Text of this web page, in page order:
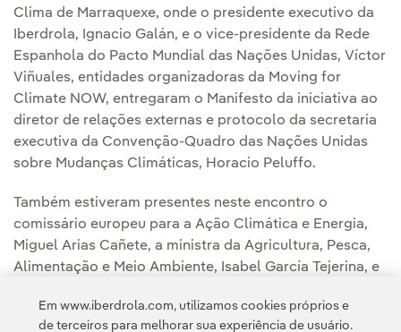
Clima de Marraquexe, onde o presidente executivo da
Iberdrola, Ignacio Galán, e o vice-presidente da Rede
Espanhola do Pacto Mundial das Nações Unidas, Víctor
Viñuales, entidades organizadoras da Moving for
Climate NOW, entregaram o Manifesto da iniciativa ao
diretor de relações externas e protocolo da secretaria
executiva da Convenção-Quadro das Nações Unidas
sobre Mudanças Climáticas, Horacio Peluffo.
Também estiveram presentes neste encontro o
comissário europeu para a Ação Climática e Energia,
Miguel Arias Cañete, a ministra da Agricultura, Pesca,
Alimentação e Meio Ambiente, Isabel García Tejerina, e
Energética e membro do Comitê Diretor da COP22,
Em www.iberdrola.com, utilizamos cookies próprios e
de terceiros para melhorar sua experiência de usuário.